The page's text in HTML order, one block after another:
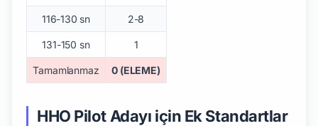
116-130 sn 2-8
131-150 sn 1
Tamamlanmaz 0 (ELEME)
HHO Pilot Adayı için Ek Standartlar